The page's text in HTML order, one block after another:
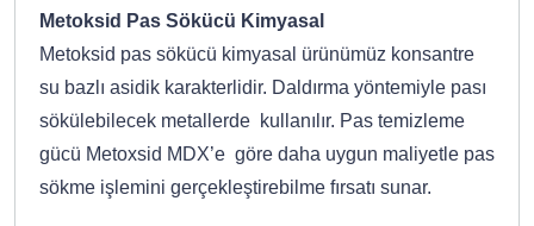
Metoksid Pas Sökücü Kimyasal
Metoksid pas sökücü kimyasal ürünümüz konsantre
su bazlı asidik karakterlidir. Daldırma yöntemiyle pası
sökülebilecek metallerde kullanılır. Pas temizleme
gücü Metoxsid MDX’e göre daha uygun maliyetle pas
sökme işlemini gerçekleştirebilme fırsatı sunar.